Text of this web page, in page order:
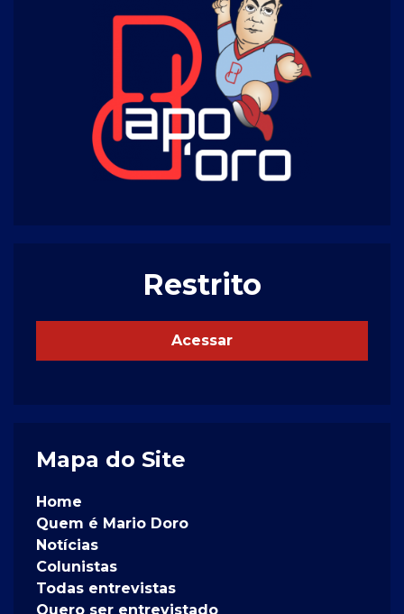
Restrito
Acessar
Mapa do Site
Home
Quem é Mario Doro
Notícias
Colunistas
Todas entrevistas
Quero ser entrevistado